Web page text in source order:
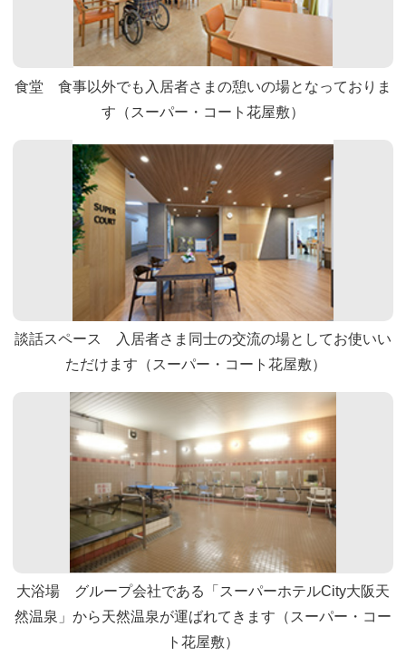
食堂 食事以外でも入居者さまの憩いの場となっておりま
す（スーパー・コート花屋敷）
談話スペース 入居者さま同士の交流の場としてお使いい
ただけます（スーパー・コート花屋敷）
大浴場 グループ会社である「スーパーホテルCity大阪天
然温泉」から天然温泉が運ばれてきます（スーパー・コー
ト花屋敷）